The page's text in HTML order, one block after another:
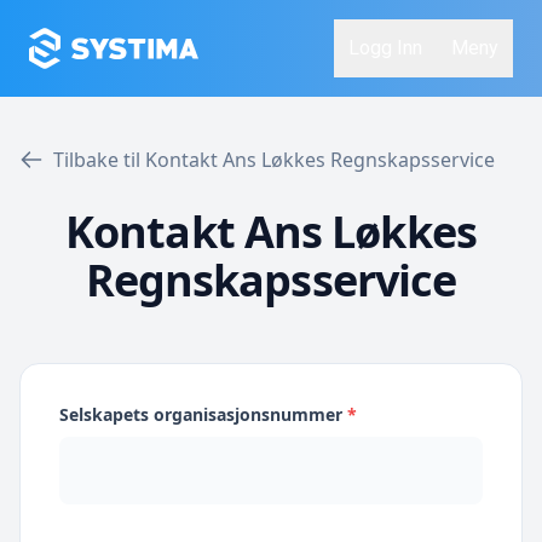
Tilbake til Kontakt Ans Løkkes Regnskapsservice
Kontakt Ans Løkkes
Regnskapsservice
Selskapets organisasjonsnummer *